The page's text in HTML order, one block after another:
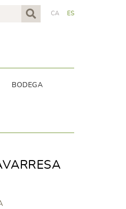
CA ES
BODEGA